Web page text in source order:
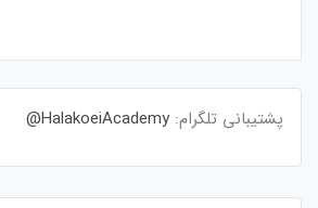
پشتیبانی تلگرام: HalakoeiAcademy@